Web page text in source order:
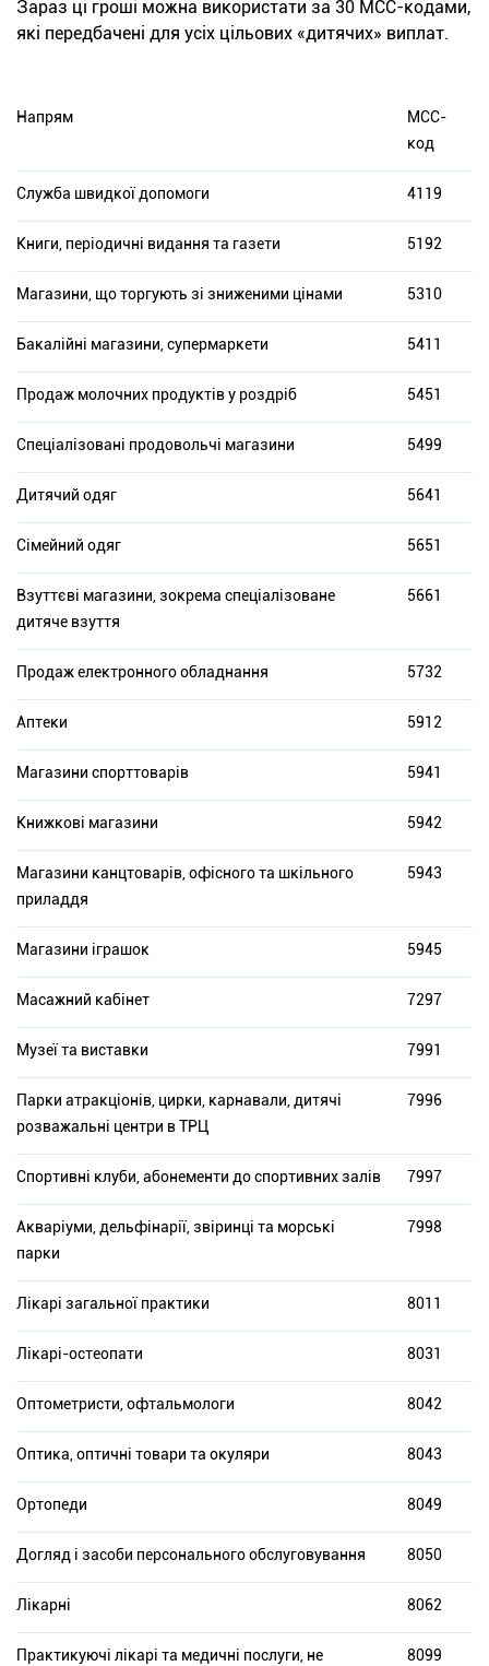
Зараз ці гроші можна використати за 30 МСС-кодами,
які передбачені для усіх цільових «дитячих» виплат.
Напрям
МСС-
код
Служба швидкої допомоги 4119
Книги, періодичні видання та газети 5192
Магазини, що торгують зі зниженими цінами 5310
Бакалійні магазини, супермаркети 5411
Продаж молочних продуктів у роздріб 5451
Спеціалізовані продовольчі магазини 5499
Дитячий одяг 5641
Сімейний одяг 5651
Взуттєві магазини, зокрема спеціалізоване
дитяче взуття
5661
Продаж електронного обладнання 5732
Аптеки 5912
Магазини спорттоварів 5941
Книжкові магазини 5942
Магазини канцтоварів, офісного та шкільного
приладдя
5943
Магазини іграшок 5945
Масажний кабінет 7297
Музеї та виставки 7991
Парки атракціонів, цирки, карнавали, дитячі
розважальні центри в ТРЦ
7996
Спортивні клуби, абонементи до спортивних залів 7997
Акваріуми, дельфінарії, звіринці та морські
парки
7998
Лікарі загальної практики 8011
Лікарі-остеопати 8031
Оптометристи, офтальмологи 8042
Оптика, оптичні товари та окуляри 8043
Ортопеди 8049
Догляд і засоби персонального обслуговування 8050
Лікарні 8062
Практикуючі лікарі та медичні послуги, не
8099